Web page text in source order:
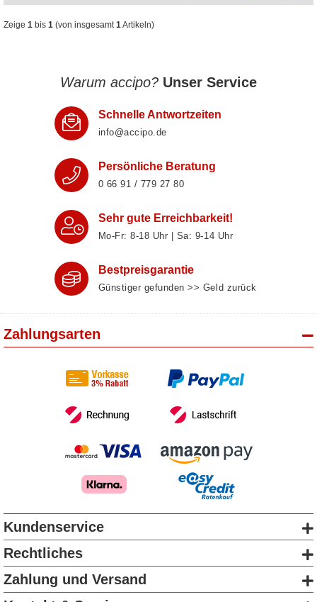
Zeige 1 bis 1 (von insgesamt1Artikeln)
Warum accipo? Unser Service
Schnelle Antwortzeiten
info@accipo.de
Persönliche Beratung
0 66 91 / 779 27 80
Sehr gute Erreichbarkeit!
Mo-Fr: 8‑18 Uhr | Sa: 9‑14 Uhr
Bestpreisgarantie
Günstiger gefunden >> Geld zurück
Zahlungsarten
Kundenservice
Rechtliches
Zahlung und Versand